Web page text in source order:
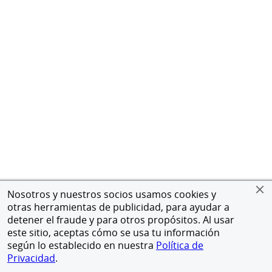
Nosotros y nuestros socios usamos cookies y
otras herramientas de publicidad, para ayudar a
detener el fraude y para otros propósitos. Al usar
este sitio, aceptas cómo se usa tu información
según lo establecido en nuestra Política de
Privacidad.